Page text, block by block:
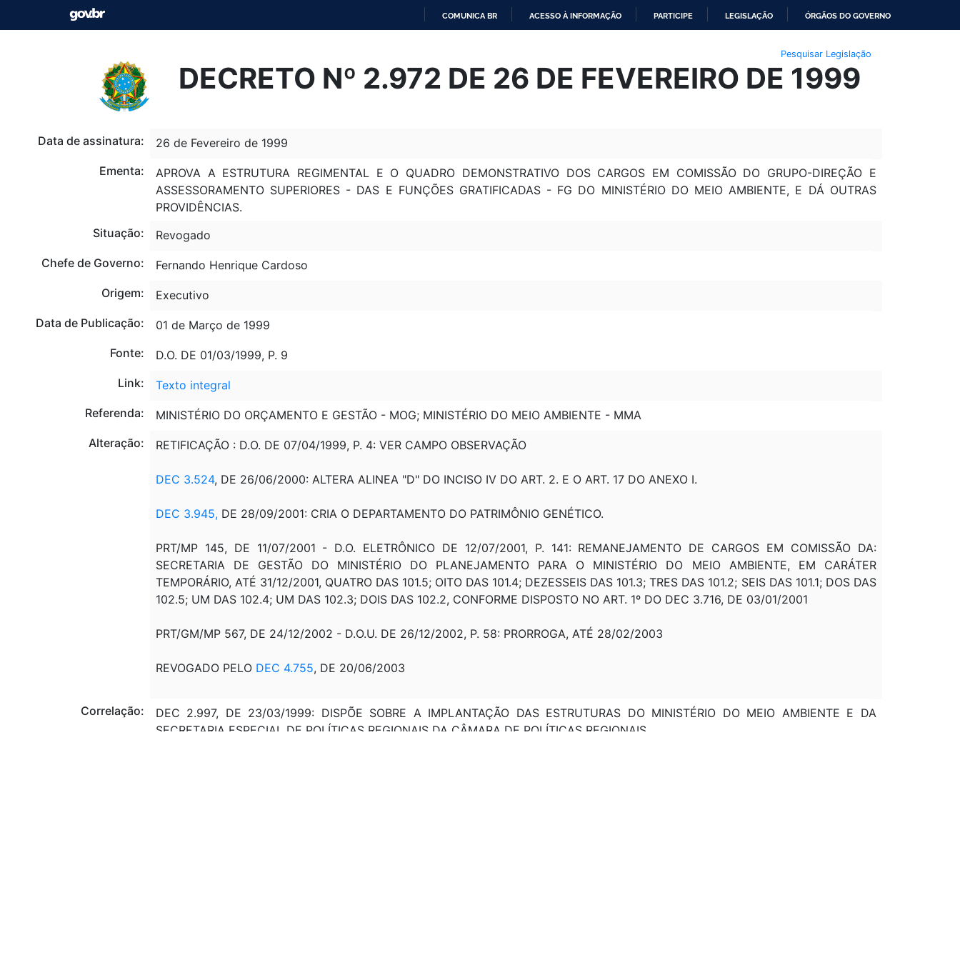
O
CONTEÚDO
COMUNICA BR ACESSO À INFORMAÇÃO PARTICIPE LEGISLAÇÃO ÓRGÃOS DO GOVERNO
Pesquisar Legislação
DECRETO Nº 2.972 DE 26 DE FEVEREIRO DE 1999
Data de assinatura:
26 de Fevereiro de 1999
Ementa:
APROVA A ESTRUTURA REGIMENTAL E O QUADRO DEMONSTRATIVO DOS CARGOS EM COMISSÃO DO GRUPO-DIREÇÃO E
ASSESSORAMENTO SUPERIORES - DAS E FUNÇÕES GRATIFICADAS - FG DO MINISTÉRIO DO MEIO AMBIENTE, E DÁ OUTRAS
PROVIDÊNCIAS.
Situação:
Revogado
Chefe de Governo:
Fernando Henrique Cardoso
Origem:
Executivo
Data de Publicação:
01 de Março de 1999
Fonte:
D.O. DE 01/03/1999, P. 9
Link:
Texto integral
Referenda:
MINISTÉRIO DO ORÇAMENTO E GESTÃO - MOG; MINISTÉRIO DO MEIO AMBIENTE - MMA
Alteração:
RETIFICAÇÃO : D.O. DE 07/04/1999, P. 4: VER CAMPO OBSERVAÇÃO
DEC 3.524, DE 26/06/2000: ALTERA ALINEA "D" DO INCISO IV DO ART. 2. E O ART. 17 DO ANEXO I.
DEC 3.945,DE 28/09/2001: CRIA O DEPARTAMENTO DO PATRIMÔNIO GENÉTICO.
PRT/MP 145, DE 11/07/2001 - D.O. ELETRÔNICO DE 12/07/2001, P. 141: REMANEJAMENTO DE CARGOS EM COMISSÃO DA:
SECRETARIA DE GESTÃO DO MINISTÉRIO DO PLANEJAMENTO PARA O MINISTÉRIO DO MEIO AMBIENTE, EM CARÁTER
TEMPORÁRIO, ATÉ 31/12/2001, QUATRO DAS 101.5; OITO DAS 101.4; DEZESSEIS DAS 101.3; TRES DAS 101.2; SEIS DAS 101.1; DOS DAS
102.5; UM DAS 102.4; UM DAS 102.3; DOIS DAS 102.2, CONFORME DISPOSTO NO ART. 1º DO DEC 3.716, DE 03/01/2001
PRT/GM/MP 567, DE 24/12/2002 - D.O.U. DE 26/12/2002, P. 58: PRORROGA, ATÉ 28/02/2003
REVOGADO PELO DEC 4.755, DE 20/06/2003
Correlação:
DEC 2.997, DE 23/03/1999: DISPÕE SOBRE A IMPLANTAÇÃO DAS ESTRUTURAS DO MINISTÉRIO DO MEIO AMBIENTE E DA
SECRETARIA ESPECIAL DE POLÍTICAS REGIONAIS DA CÂMARA DE POLÍTICAS REGIONAIS.